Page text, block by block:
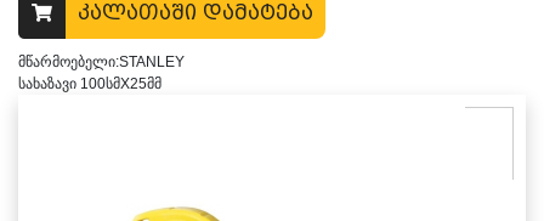
კალათაში დამატება
მწარმოებელი:STANLEY
სახაზავი 100სმX25მმ